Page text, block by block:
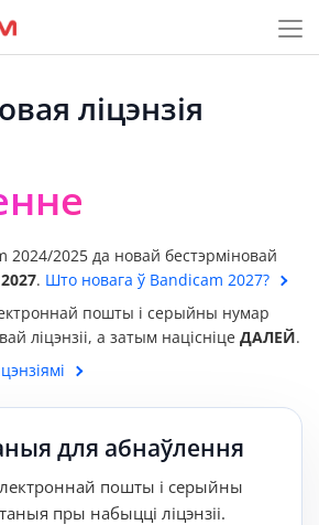
ліцэнзія
2024/2025 да новай бестэрміновай
. Што новага ў Bandicam 2027?
пошты і серыйны нумар
ліцэнзіі, а затым націсніце ДАЛЕЙ.
для абнаўлення
пошты і серыйны
пры набыцці ліцэнзіі.